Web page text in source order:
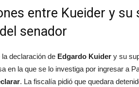
entre Kueider y
senador
declaración de Edgardo Kuider y su
en la que se lo investiga por ingresar a
. La fiscalía pidió que quedara